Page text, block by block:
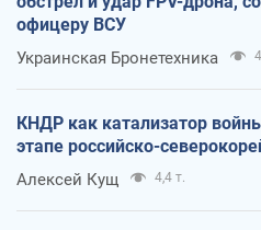
офицеру ВСУ
Украинская Бронетехника
КНДР как катализатор
этапе российско-
Алексей Кущ 4,4 т.